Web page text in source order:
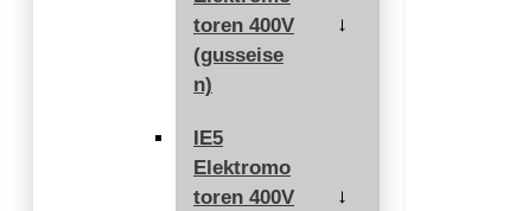
toren 400V
(gusseise
n)
→
IE5
Elektromo
toren 400V
→